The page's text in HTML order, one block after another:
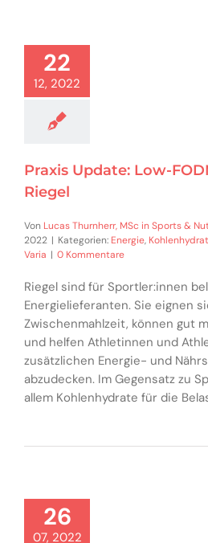
22
12, 2022
Praxis Update: Low-
Riegel
Von Lucas Thurnherr, MSc in Sports &
2022 | Kategorien: Energie,
Varia | 0 Kommentare
Riegel sind für Sportler:innen
Energielieferanten. Sie eignen
Zwischenmahlzeit, können gut
und helfen Athletinnen und
zusätzlichen Energie- und
abzudecken. Im Gegensatz zu
allem Kohlenhydrate für die
26
07, 2022